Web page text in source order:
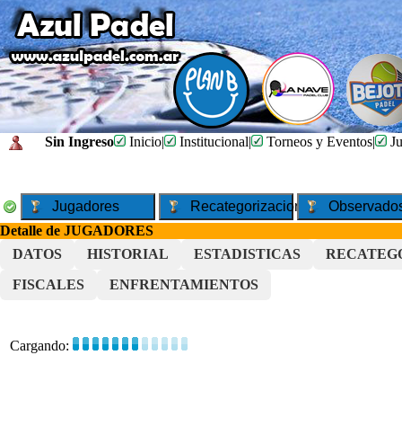
Sin Ingreso Inicio| Institucional| Torneos y Eventos|
Jugadores Recategorizaciones
Detalle de JUGADORES
DATOS
HISTORIAL ESTADISTICAS
FISCALES
ENFRENTAMIENTOS
Cargando: